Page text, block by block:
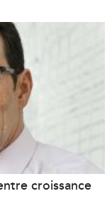
croissance